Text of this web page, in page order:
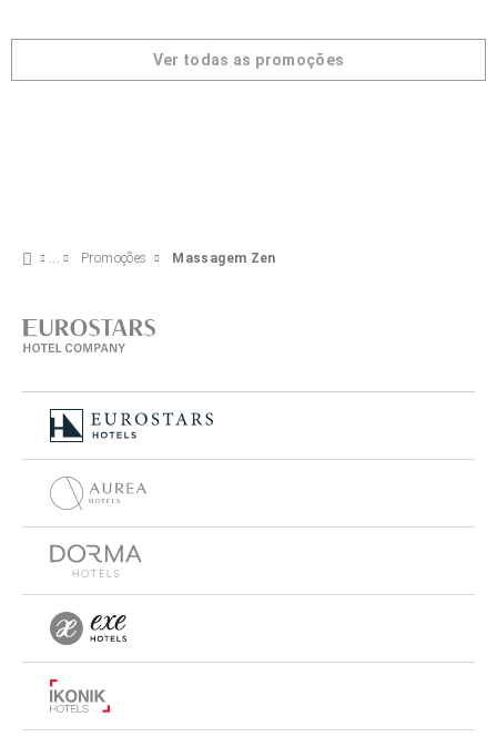
Ver todas as promoções
Promoções Massagem Zen